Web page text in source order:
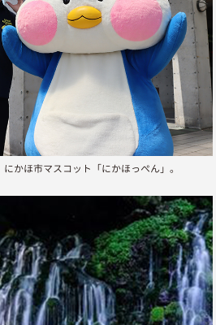
かほ市マスコット「にかほっぺん」。